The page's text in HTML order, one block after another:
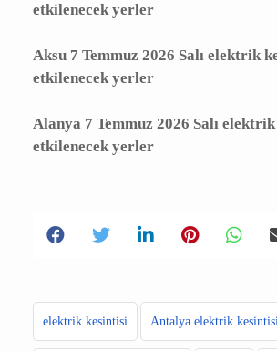
Antalya 7 Temmuz 2026 Salı
Aksu 7 Temmuz 2026 Salı
Alanya 7 Temmuz 2026 Salı
elektrik kesintisi Antalya elektrik